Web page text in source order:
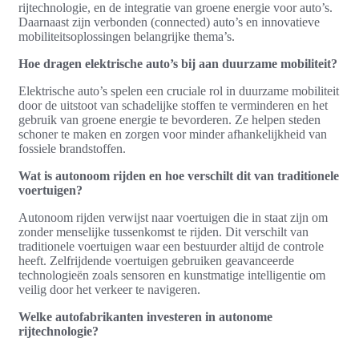
rijtechnologie, en de integratie van groene energie voor auto’s.
Daarnaast zijn verbonden (connected) auto’s en innovatieve
mobiliteitsoplossingen belangrijke thema’s.
Hoe dragen elektrische auto’s bij aan duurzame mobiliteit?
Elektrische auto’s spelen een cruciale rol in duurzame mobiliteit
door de uitstoot van schadelijke stoffen te verminderen en het
gebruik van groene energie te bevorderen. Ze helpen steden
schoner te maken en zorgen voor minder afhankelijkheid van
fossiele brandstoffen.
Wat is autonoom rijden en hoe verschilt dit van traditionele
voertuigen?
Autonoom rijden verwijst naar voertuigen die in staat zijn om
zonder menselijke tussenkomst te rijden. Dit verschilt van
traditionele voertuigen waar een bestuurder altijd de controle
heeft. Zelfrijdende voertuigen gebruiken geavanceerde
technologieën zoals sensoren en kunstmatige intelligentie om
veilig door het verkeer te navigeren.
Welke autofabrikanten investeren in autonome
rijtechnologie?